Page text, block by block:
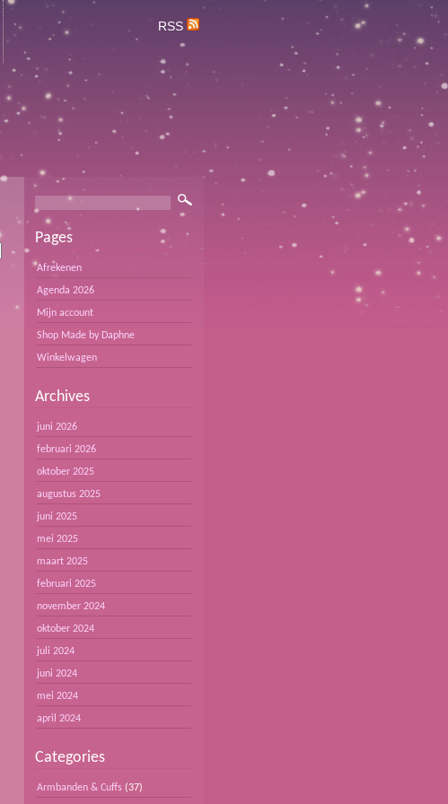
RSS
Pages
Afrekenen
Agenda 2026
Mijn account
Shop Made by Daphne
Winkelwagen
Archives
juni 2026
februari 2026
oktober 2025
augustus 2025
juni 2025
mei 2025
maart 2025
februari 2025
november 2024
oktober 2024
juli 2024
juni 2024
mei 2024
april 2024
Categories
Armbanden & Cuffs (37)